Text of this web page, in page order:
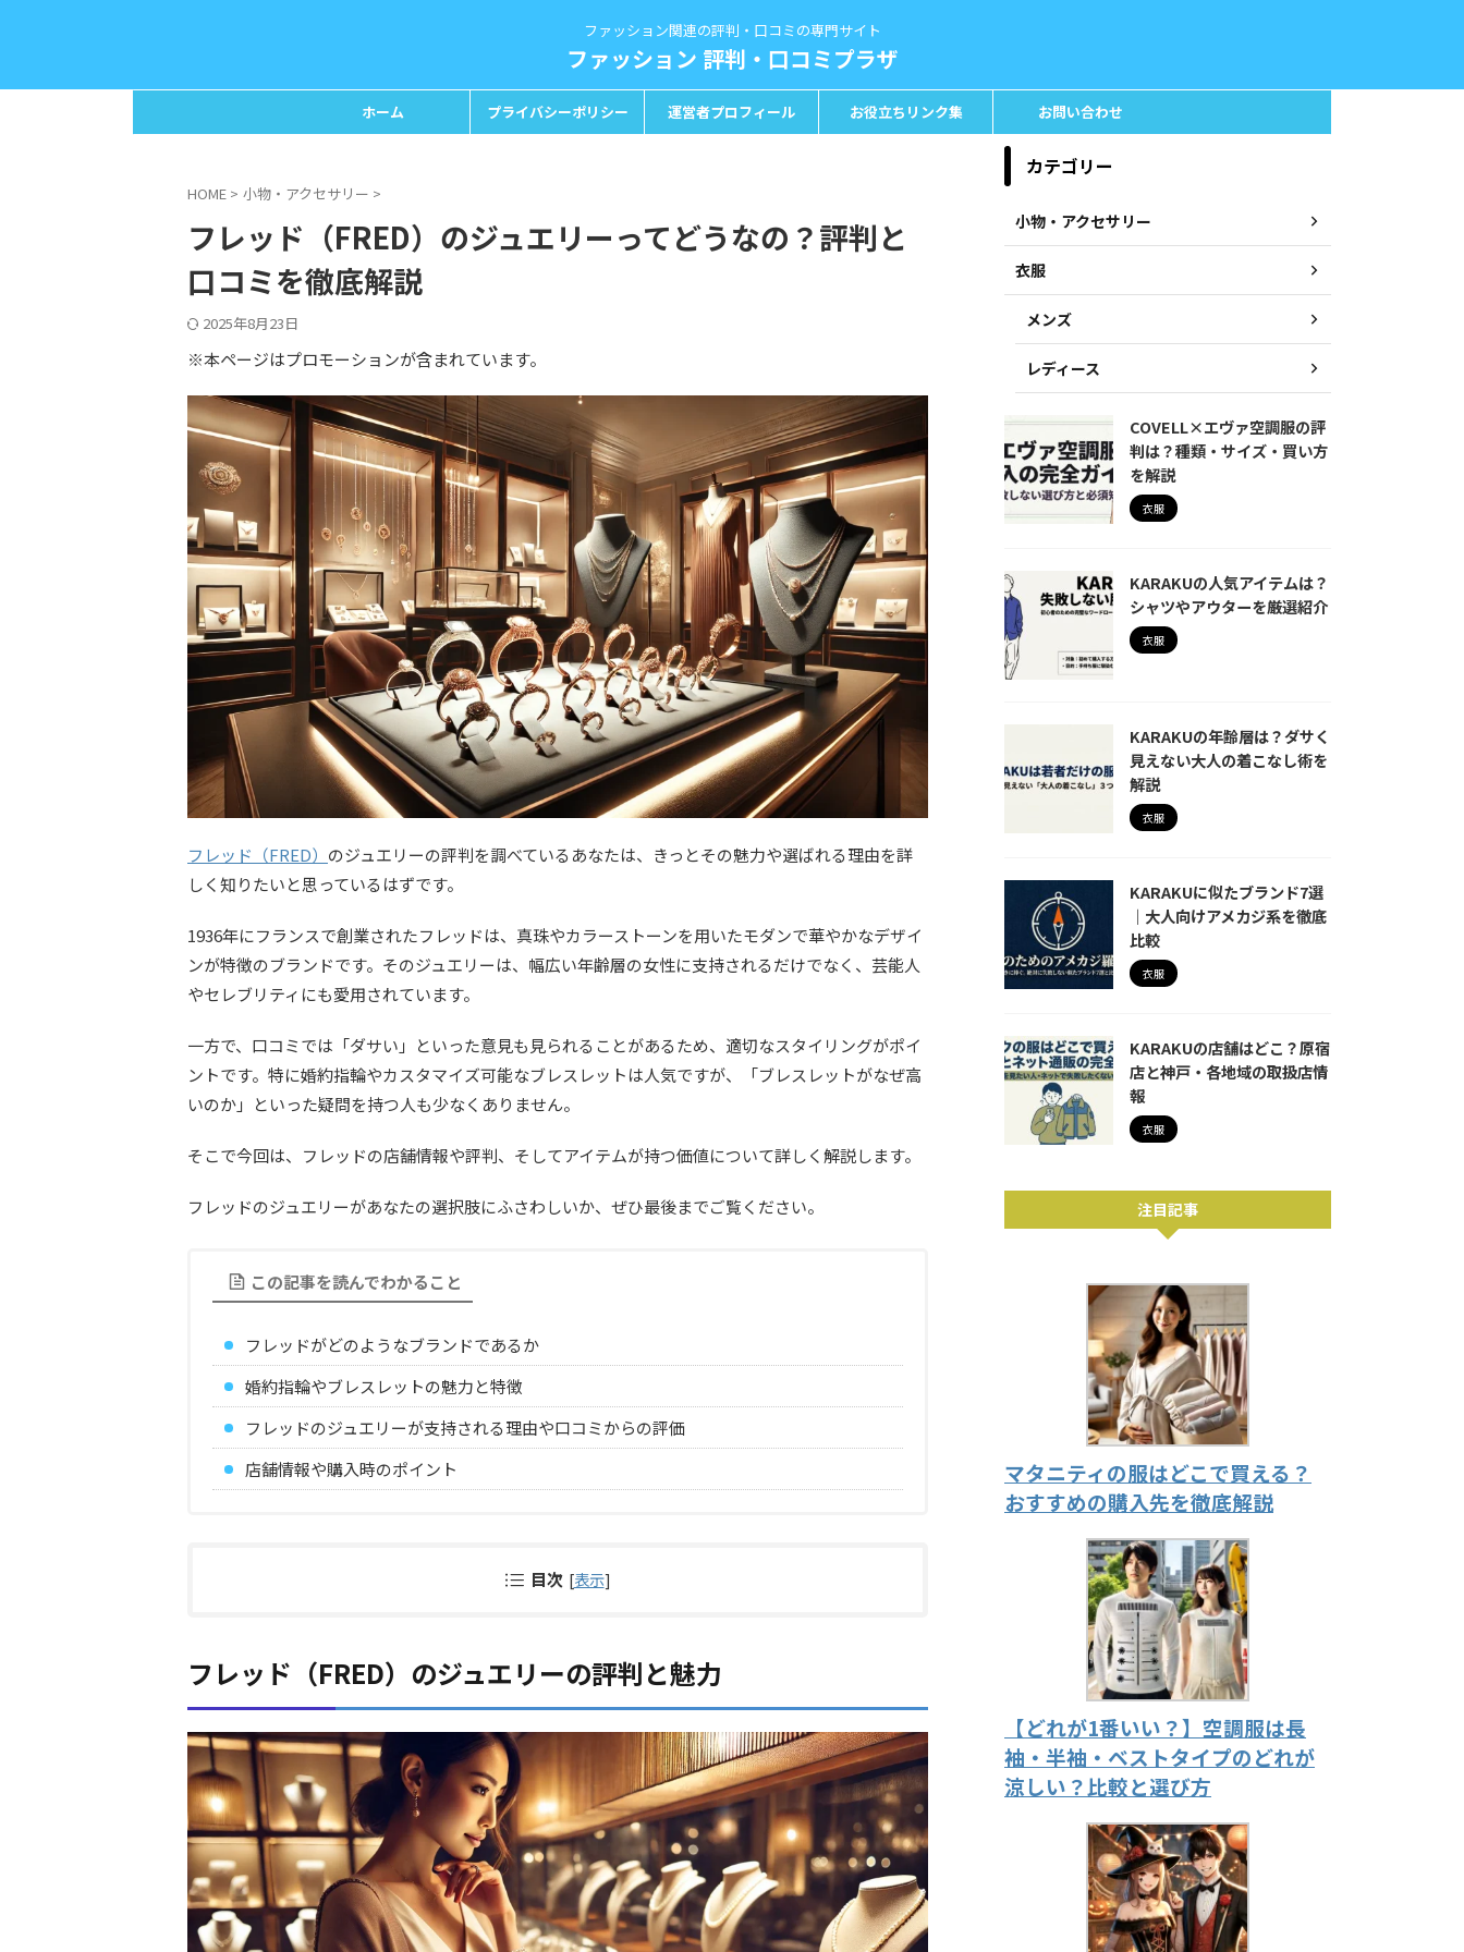
ファッション関連の評判・口コミの専門サイト
ファッション 評判・口コミプラザ
ホーム プライバシーポリシー 運営者プロフィール お役立ちリンク集 お問い合わせ
HOME > 小物・アクセサリー >
フレッド（FRED）のジュエリーってどうなの？評判と
口コミを徹底解説
2025年8月23日
※本ページはプロモーションが含まれています。
フレッド（FRED） のジュエリーの評判を調べているあなたは、きっとその魅力や選ばれる理由を詳
しく知りたいと思っているはずです。
1936年にフランスで創業されたフレッドは、真珠やカラーストーンを用いたモダンで華やかなデザイ
ンが特徴のブランドです。そのジュエリーは、幅広い年齢層の女性に支持されるだけでなく、芸能人
やセレブリティにも愛用されています。
一方で、口コミでは「ダサい」といった意見も見られることがあるため、適切なスタイリングがポイ
ントです。特に婚約指輪やカスタマイズ可能なブレスレットは人気ですが、「ブレスレットがなぜ高
いのか」といった疑問を持つ人も少なくありません。
そこで今回は、フレッドの店舗情報や評判、そしてアイテムが持つ価値について詳しく解説します。
フレッドのジュエリーがあなたの選択肢にふさわしいか、ぜひ最後までご覧ください。
この記事を読んでわかること
フレッドがどのようなブランドであるか
婚約指輪やブレスレットの魅力と特徴
フレッドのジュエリーが支持される理由や口コミからの評価
店舗情報や購入時のポイント
目次 [表示]
フレッド（FRED）のジュエリーの評判と魅力
カテゴリー
小物・アクセサリー
衣服
メンズ
レディース
COVELL×エヴァ空調服の評
判は？種類・サイズ・買い方
を解説
衣服
KARAKUの人気アイテムは？
シャツやアウターを厳選紹介
衣服
KARAKUの年齢層は？ダサく
見えない大人の着こなし術を
解説
衣服
KARAKUに似たブランド7選
｜大人向けアメカジ系を徹底
比較
衣服
KARAKUの店舗はどこ？原宿
店と神戸・各地域の取扱店情
報
衣服
注目記事
マタニティの服はどこで買える？
おすすめの購入先を徹底解説
【どれが1番いい？】空調服は長
袖・半袖・ベストタイプのどれが
涼しい？比較と選び方